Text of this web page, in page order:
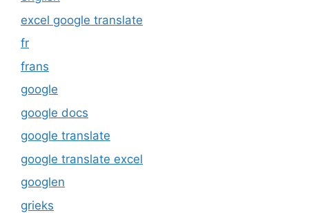
excel google translate
fr
frans
google
google docs
google translate
google translate excel
googlen
grieks